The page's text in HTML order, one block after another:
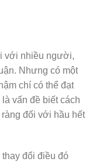
với nhiều người,
Nhưng có một
chí có thể đạt
vấn đề biết cách
đối với hầu hết
đổi điều đó